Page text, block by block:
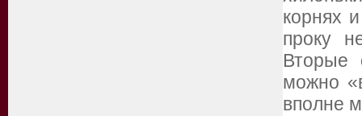
корнях
проку
Вторые
можно
вполне